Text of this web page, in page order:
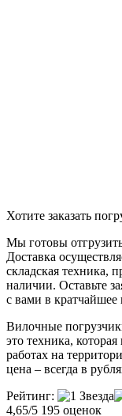
Хотите заказать
Мы готовы
Доставка
складская техника,
наличии. Оставьте
с вами в кратчайшее
Вилочные
это техника,
работах на
цена – всегда в
Рейтинг:
4,65/5 195 оценок